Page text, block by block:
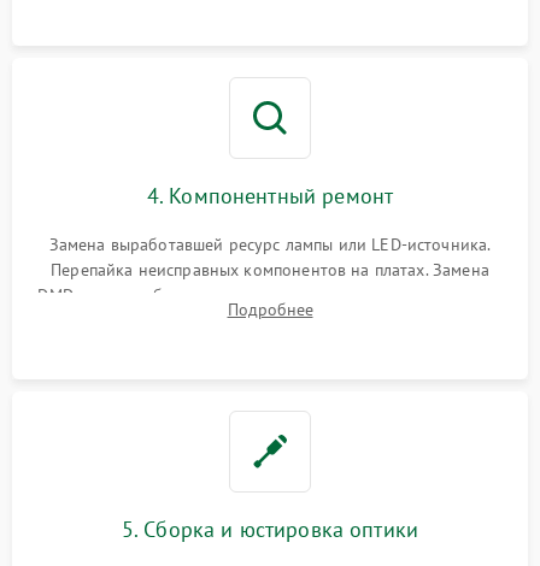
4. Компонентный ремонт
Замена выработавшей ресурс лампы или LED-источника.
Перепайка неисправных компонентов на платах. Замена
DMD-чипа при битых пикселях, установка нового цветового
колеса или восстановление сгоревших поляризационных
Подробнее
5. Сборка и юстировка оптики